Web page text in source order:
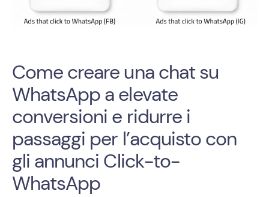
Come creare una chat su
WhatsApp a elevate
conversioni e ridurre i
passaggi per l’acquisto con
gli annunci Click-to-
WhatsApp